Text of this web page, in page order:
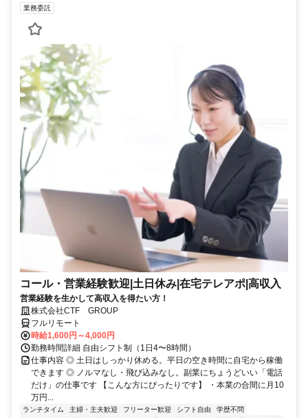
業務委託
コール・営業経験歓迎|土日休み|在宅テレアポ|高収入
営業経験を生かして高収入を得たい方！
株式会社CTF GROUP
フルリモート
時給1,600円～4,000円
勤務時間詳細 自由シフト制（1日4〜8時間）
仕事内容 ◎ 土日はしっかり休める。平日の空き時間に自宅から稼働
できます ◎ ノルマなし・飛び込みなし。副業にちょうどいい「電話
だけ」の仕事です 【こんな方にぴったりです】 ・本業の合間に月10
万円...
ランチタイム 主婦・主夫歓迎 フリーター歓迎 シフト自由
学歴不問